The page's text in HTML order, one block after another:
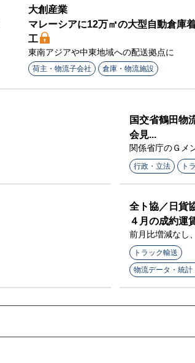
大創産業
マレーシアに12万㎡の大型自動倉庫
工
東南アジアや中東地域への配送拠点に
荷主・物流子会社 倉庫・物流施設
国交省鶴田物
会見...
関係省庁のＧメ
行政・立法 ト
全ト協／日貨
４月の成約運
前月比増減なし
増
トラック輸送
物流データ・統計